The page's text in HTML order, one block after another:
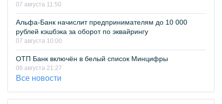
07 августа 11:50
Альфа-Банк начислит предпринимателям до 10 000
рублей кэшбэка за оборот по эквайрингу
07 августа 10:00
ОТП Банк включён в белый список Минцифры
06 августа 21:27
Все новости